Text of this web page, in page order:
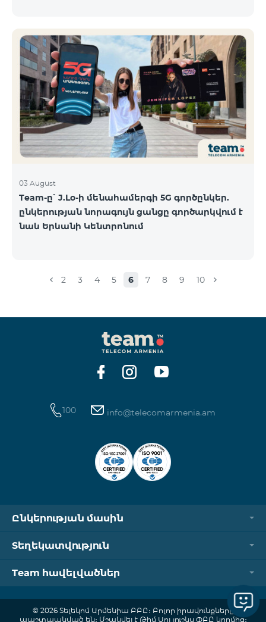
03 August
Team-ը՝ J.Lo-ի մենահամերգի 5G գործընկեր.
ընկերության նորագույն ցանցը գործարկվում է
նաև Երևանի Կենտրոնում
2 3 4 5 6 7 8 9 10
100 info@telecomarmenia.am
Ընկերության մասին
Տեղեկատվություն
Team հավելվածներ
© 2026 Տելեկոմ Արմենիա ԲԲԸ։ Բոլոր իրավունքները
պաշտպանված են։ Մշակվել է Թիմ Սոլյուշնս ՓԲԸ կողմից։